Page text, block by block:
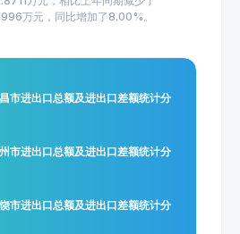
万元，同比增加了8.00%。
市进出口总额及进出口差额统计分
市进出口总额及进出口差额统计分
市进出口总额及进出口差额统计分